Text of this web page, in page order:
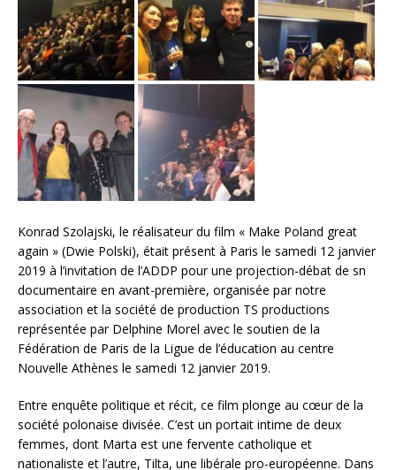
Konrad Szolajski, le réalisateur du film « Make Poland great
again » (Dwie Polski), était présent à Paris le samedi 12 janvier
2019 à l’invitation de l’ADDP pour une projection-débat de sn
documentaire en avant-première, organisée par notre
association et la société de production TS productions
représentée par Delphine Morel avec le soutien de la
Fédération de Paris de la Ligue de l’éducation au centre
Nouvelle Athènes le samedi 12 janvier 2019.
Entre enquête politique et récit, ce film plonge au cœur de la
société polonaise divisée. C’est un portait intime de deux
femmes, dont Marta est une fervente catholique et
nationaliste et l’autre, Tilta, une libérale pro-européenne. Dans